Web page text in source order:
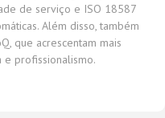
de serviço e ISO 18587
. Além disso, também
, que acrescentam mais
e profissionalismo.